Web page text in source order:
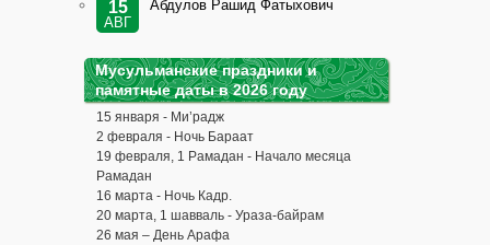
15
АВГ
Абдулов Рашид Фатыхович
Мусульманские праздники и
памятные даты в 2026 году
15 января - Ми’радж
2 февраля - Ночь Бараат
19 февраля, 1 Рамадан - Начало месяца
Рамадан
16 марта - Ночь Кадр.
20 марта, 1 шавваль - Ураза-байрам
26 мая – День Арафа